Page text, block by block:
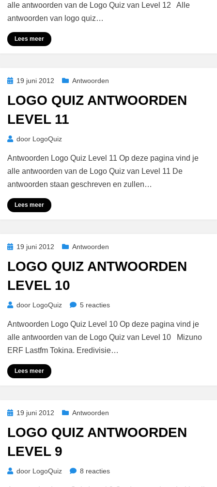
Antwoorden
alle antwoorden van de Logo Quiz van Level 12 Alle
antwoorden van logo quiz…
Lees meer
Geplaatst
19 juni 2012 Antwoorden
LOGO QUIZ ANTWOORDEN
LEVEL 11
door LogoQuiz
Antwoorden Logo Quiz Level 11 Op deze pagina vind je
alle antwoorden van de Logo Quiz van Level 11 De
antwoorden staan geschreven en zullen…
Lees meer
Geplaatst
19 juni 2012 Antwoorden
LOGO QUIZ ANTWOORDEN
LEVEL 10
door LogoQuiz 5 reactiesop
Quiz
Antwoorden
Level
Antwoorden Logo Quiz Level 10 Op deze pagina vind je
alle antwoorden van de Logo Quiz van Level 10 Mizuno
ERF Lastfm Tokina. Eredivisie…
Lees meer
Geplaatst
19 juni 2012 Antwoorden
LOGO QUIZ ANTWOORDEN
LEVEL 9
door LogoQuiz 8 reactiesop